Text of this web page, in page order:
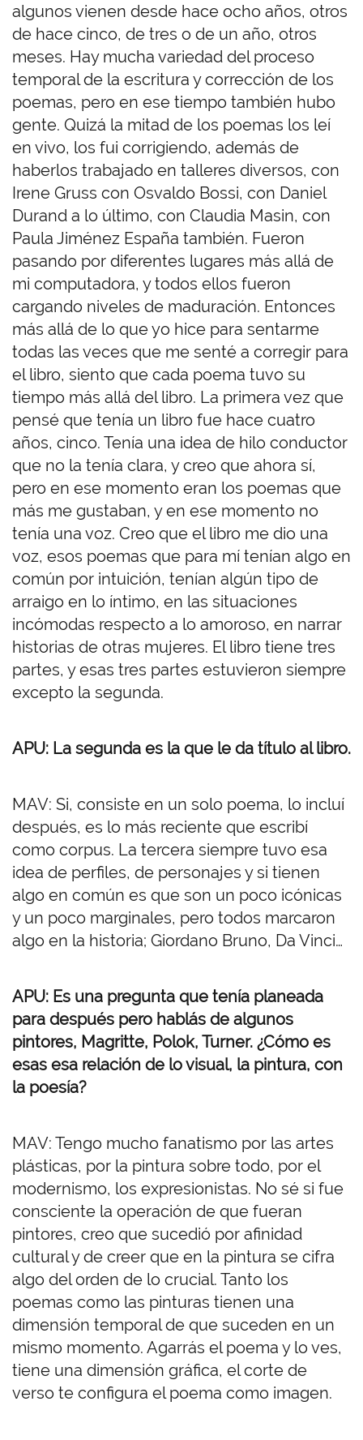
algunos vienen desde hace ocho años, otros
de hace cinco, de tres o de un año, otros
meses. Hay mucha variedad del proceso
temporal de la escritura y corrección de los
poemas, pero en ese tiempo también hubo
gente. Quizá la mitad de los poemas los leí
en vivo, los fui corrigiendo, además de
haberlos trabajado en talleres diversos, con
Irene Gruss con Osvaldo Bossi, con Daniel
Durand a lo último, con Claudia Masin, con
Paula Jiménez España también. Fueron
pasando por diferentes lugares más allá de
mi computadora, y todos ellos fueron
cargando niveles de maduración. Entonces
más allá de lo que yo hice para sentarme
todas las veces que me senté a corregir para
el libro, siento que cada poema tuvo su
tiempo más allá del libro. La primera vez que
pensé que tenía un libro fue hace cuatro
años, cinco. Tenía una idea de hilo conductor
que no la tenía clara, y creo que ahora sí,
pero en ese momento eran los poemas que
más me gustaban, y en ese momento no
tenía una voz. Creo que el libro me dio una
voz, esos poemas que para mí tenían algo en
común por intuición, tenían algún tipo de
arraigo en lo íntimo, en las situaciones
incómodas respecto a lo amoroso, en narrar
historias de otras mujeres. El libro tiene tres
partes, y esas tres partes estuvieron siempre
excepto la segunda.
APU: La segunda es la que le da título al libro.
MAV: Si, consiste en un solo poema, lo incluí
después, es lo más reciente que escribí
como corpus. La tercera siempre tuvo esa
idea de perfiles, de personajes y si tienen
algo en común es que son un poco icónicas
y un poco marginales, pero todos marcaron
algo en la historia; Giordano Bruno, Da Vinci…
APU: Es una pregunta que tenía planeada
para después pero hablás de algunos
pintores, Magritte, Polok, Turner. ¿Cómo es
esas esa relación de lo visual, la pintura, con
la poesía?
MAV: Tengo mucho fanatismo por las artes
plásticas, por la pintura sobre todo, por el
modernismo, los expresionistas. No sé si fue
consciente la operación de que fueran
pintores, creo que sucedió por afinidad
cultural y de creer que en la pintura se cifra
algo del orden de lo crucial. Tanto los
poemas como las pinturas tienen una
dimensión temporal de que suceden en un
mismo momento. Agarrás el poema y lo ves,
tiene una dimensión gráfica, el corte de
verso te configura el poema como imagen.